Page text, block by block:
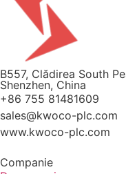
B557, Clădirea South
Shenzhen, China
+86 755 81481609
sales@kwoco-plc.com
www.kwoco-plc.com
Companie